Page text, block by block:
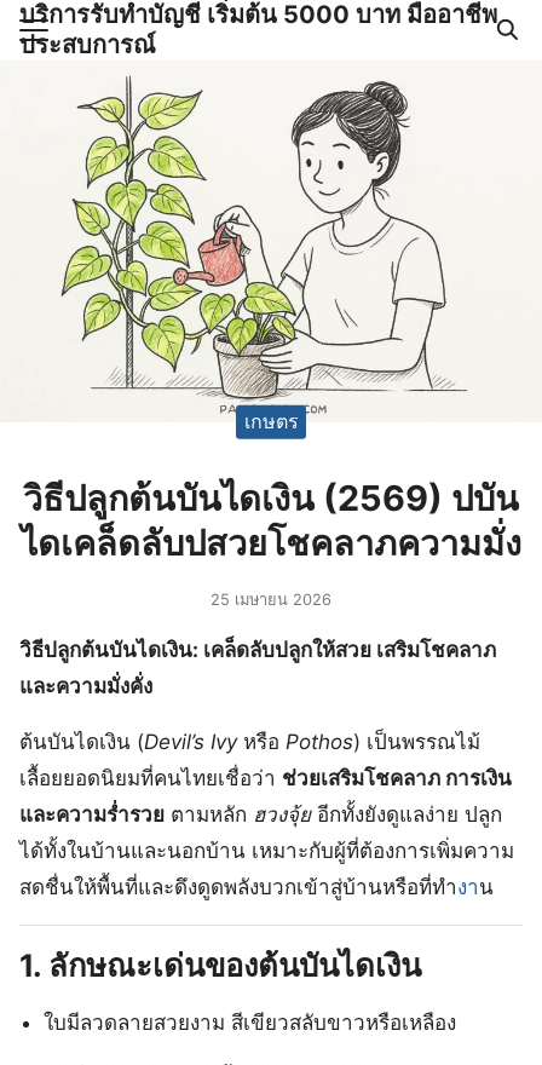
Skipบริการรับทำบัญชี เริ่มต้น 5000 บาท มืออาชีพ
ประสบการณ์
ญชีและภาษีครบวงจร |
เกษตร
วิธีปลูกต้นบันไดเงิน (2569) ปบัน
ไดเคล็ดลับปสวยโชคลาภความมั่ง
25 เมษายน 2026
วิธีปลูกต้นบันไดเงิน: เคล็ดลับปลูกให้สวย เสริมโชคลาภ
และความมั่งคั่ง
ต้นบันไดเงิน (Devil’s Ivyหรือ Pothos) เป็นพรรณไม้
เลื้อยยอดนิยมที่คนไทยเชื่อว่า ช่วยเสริมโชคลาภ การเงิน
และความร่ำรวย ตามหลัก ฮวงจุ้ยอีกทั้งยังดูแลง่าย ปลูก
ได้ทั้งในบ้านและนอกบ้าน เหมาะกับผู้ที่ต้องการเพิ่มความ
สดชื่นให้พื้นที่และดึงดูดพลังบวกเข้าสู่บ้านหรือที่ทำงาน
1. ลักษณะเด่นของต้นบันไดเงิน
ใบมีลวดลายสวยงาม สีเขียวสลับขาวหรือเหลือง